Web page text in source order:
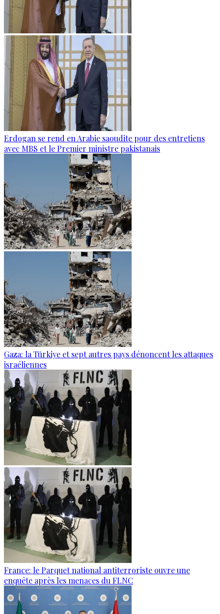
Erdogan se rend en Arabie saoudite pour des entretiens
avec MBS et le Premier ministre pakistanais
Gaza: la Türkiye et sept autres pays dénoncent les attaques
israéliennes
France: le Parquet national antiterroriste ouvre une
enquête après les menaces du FLNC